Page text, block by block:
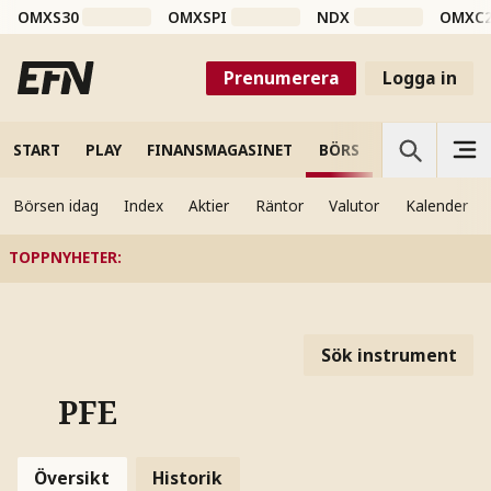
OMXS30 OMXSPI NDX
Prenumerera Logga in
START PLAY FINANSMAGASINET BÖRS VETENSKAP
Börsen idag Index Aktier Räntor Valutor Kalender
TOPPNYHETER:
Sök instrument
PFE
Översikt Historik